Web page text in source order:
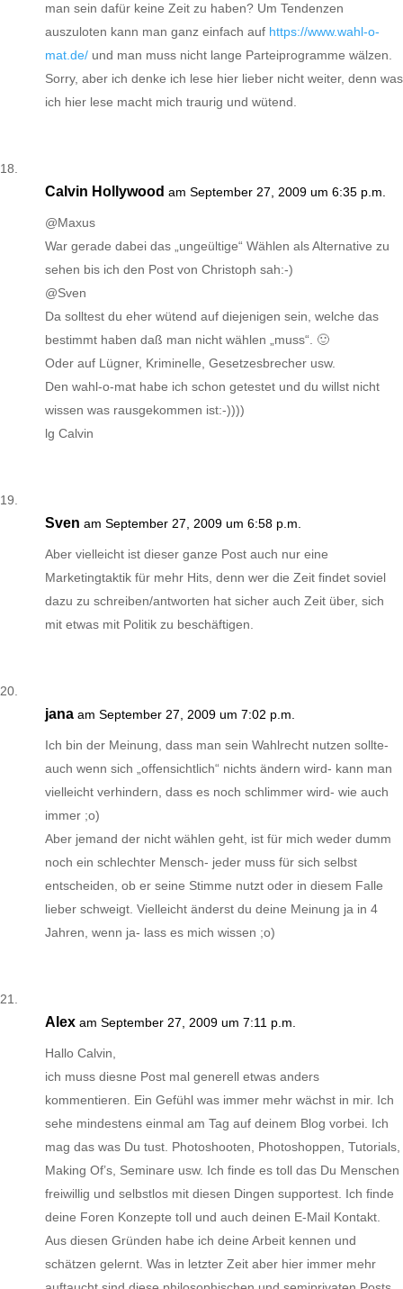
man sein dafür keine Zeit zu haben? Um Tendenzen
auszuloten kann man ganz einfach auf https://www.wahl-o-
mat.de/ und man muss nicht lange Parteiprogramme wälzen.
Sorry, aber ich denke ich lese hier lieber nicht weiter, denn was
ich hier lese macht mich traurig und wütend.
Calvin Hollywood am September 27, 2009 um 6:35 p.m.
@Maxus
War gerade dabei das „ungeültige“ Wählen als Alternative zu
sehen bis ich den Post von Christoph sah:-)
@Sven
Da solltest du eher wütend auf diejenigen sein, welche das
bestimmt haben daß man nicht wählen „muss“. 🙂
Oder auf Lügner, Kriminelle, Gesetzesbrecher usw.
Den wahl-o-mat habe ich schon getestet und du willst nicht
wissen was rausgekommen ist:-))))
lg Calvin
Sven am September 27, 2009 um 6:58 p.m.
Aber vielleicht ist dieser ganze Post auch nur eine
Marketingtaktik für mehr Hits, denn wer die Zeit findet soviel
dazu zu schreiben/antworten hat sicher auch Zeit über, sich
mit etwas mit Politik zu beschäftigen.
jana am September 27, 2009 um 7:02 p.m.
Ich bin der Meinung, dass man sein Wahlrecht nutzen sollte-
auch wenn sich „offensichtlich“ nichts ändern wird- kann man
vielleicht verhindern, dass es noch schlimmer wird- wie auch
immer ;o)
Aber jemand der nicht wählen geht, ist für mich weder dumm
noch ein schlechter Mensch- jeder muss für sich selbst
entscheiden, ob er seine Stimme nutzt oder in diesem Falle
lieber schweigt. Vielleicht änderst du deine Meinung ja in 4
Jahren, wenn ja- lass es mich wissen ;o)
Alex am September 27, 2009 um 7:11 p.m.
Hallo Calvin,
ich muss diesne Post mal generell etwas anders
kommentieren. Ein Gefühl was immer mehr wächst in mir. Ich
sehe mindestens einmal am Tag auf deinem Blog vorbei. Ich
mag das was Du tust. Photoshooten, Photoshoppen, Tutorials,
Making Of’s, Seminare usw. Ich finde es toll das Du Menschen
freiwillig und selbstlos mit diesen Dingen supportest. Ich finde
deine Foren Konzepte toll und auch deinen E-Mail Kontakt.
Aus diesen Gründen habe ich deine Arbeit kennen und
schätzen gelernt. Was in letzter Zeit aber hier immer mehr